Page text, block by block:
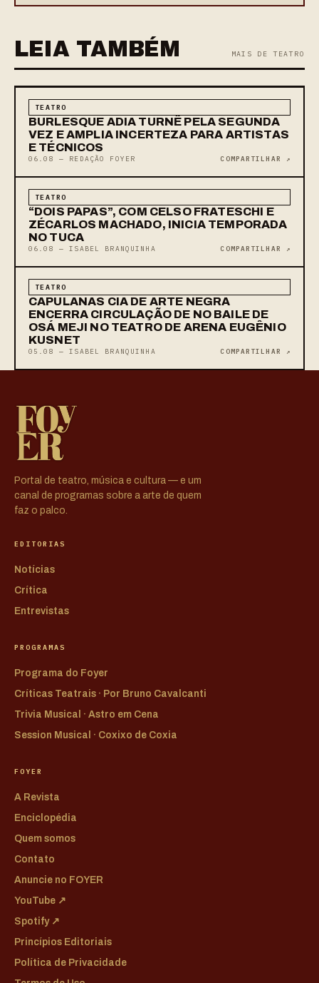
LEIA TAMBÉM MAIS DE TEATRO
TEATRO
BURLESQUE ADIA TURNÊ PELA SEGUNDA
VEZ E AMPLIA INCERTEZA PARA ARTISTAS
E TÉCNICOS
06.08 — REDAÇÃO FOYER COMPARTILHAR ↗
TEATRO
“DOIS PAPAS”, COM CELSO FRATESCHI E
ZÉCARLOS MACHADO, INICIA TEMPORADA
NO TUCA
06.08 — ISABEL BRANQUINHA COMPARTILHAR ↗
TEATRO
CAPULANAS CIA DE ARTE NEGRA
ENCERRA CIRCULAÇÃO DE NO BAILE DE
OSÁ MEJI NO TEATRO DE ARENA EUGÊNIO
KUSNET
05.08 — ISABEL BRANQUINHA COMPARTILHAR ↗
Portal de teatro, música e cultura — e um
canal de programas sobre a arte de quem
faz o palco.
EDITORIAS
Notícias
Crítica
Entrevistas
PROGRAMAS
Programa do Foyer
Críticas Teatrais · Por Bruno Cavalcanti
Trivia Musical · Astro em Cena
Session Musical · Coxixo de Coxia
FOYER
A Revista
Enciclopédia
Quem somos
Contato
Anuncie no FOYER
YouTube ↗
Spotify ↗
Princípios Editoriais
Política de Privacidade